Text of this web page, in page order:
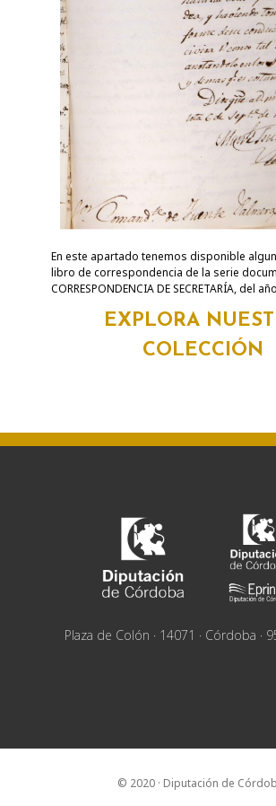
En este apartado tenemos disponible
libro de correspondencia de la serie
CORRESPONDENCIA DE SECRETARÍA, del
EXPLORA
COLECCIÓN
Plaza de Colón · 14071 · Córdoba ·
© 2020 · Diputación de